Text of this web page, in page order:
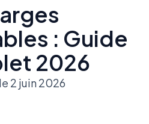
: Guide
2026
2 juin 2026